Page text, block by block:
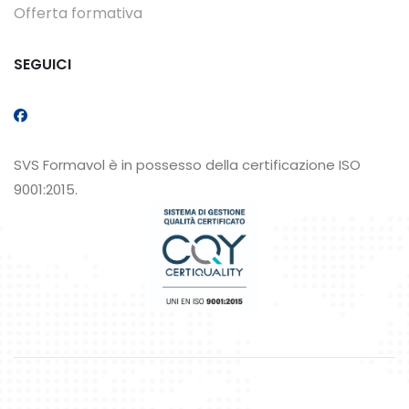
Offerta formativa
SEGUICI
SVS Formavol è in possesso della certificazione ISO
9001:2015.